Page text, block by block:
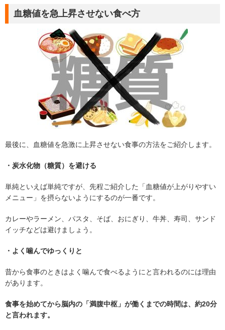
血糖値を急上昇させない食べ方
最後に、血糖値を急激に上昇させない食事の方法をご紹介します。
・炭水化物（糖質）を避ける
単純といえば単純ですが、先程ご紹介した「血糖値が上がりやすい
メニュー」を摂らないようにするのが一番です。
カレーやラーメン、パスタ、そば、おにぎり、牛丼、寿司、サンド
イッチなどは避けましょう。
・よく噛んでゆっくりと
昔から食事のときはよく噛んで食べるようにと言われるのには理由
があります。
食事を始めてから脳内の「満腹中枢」が働くまでの時間は、約20分
と言われます。